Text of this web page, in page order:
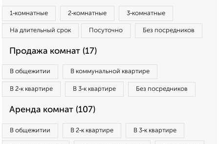
1‑комнатные 2‑комнатные 3‑комнатные
На длительный срок Посуточно Без посредников
Продажа комнат (17)
В общежитии В коммунальной квартире
В 2‑к квартире В 3‑к квартире Без посредников
Аренда комнат (107)
В общежитии В 2‑к квартире В 3‑к квартире